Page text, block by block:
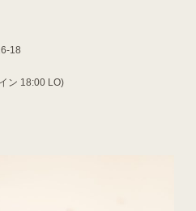
18
ン 18:00 LO)